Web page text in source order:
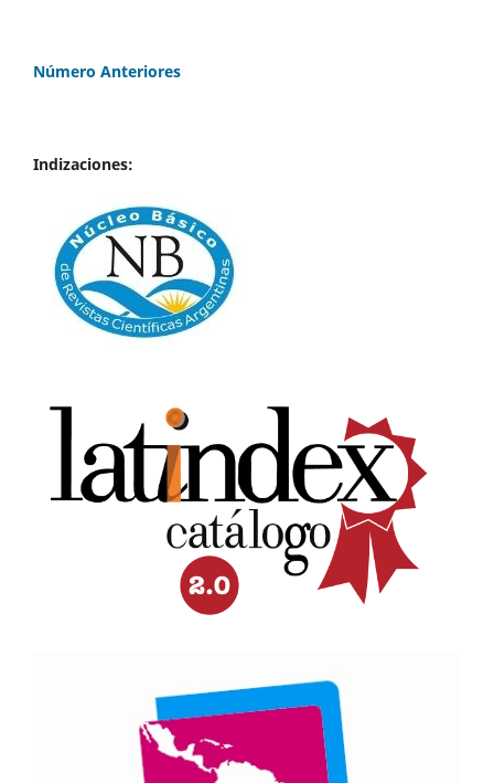
Número Anteriores
Indizaciones: